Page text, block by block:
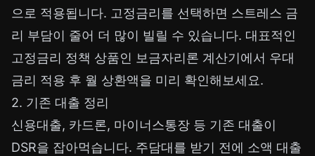
으로 적용됩니다. 고정금리를 선택하면 스트레스 금
리 부담이 줄어 더 많이 빌릴 수 있습니다. 대표적인
고정금리 정책 상품인 보금자리론 계산기에서 우대
금리 적용 후 월 상환액을 미리 확인해보세요.
2. 기존 대출 정리
신용대출, 카드론, 마이너스통장 등 기존 대출이
DSR을 잡아먹습니다. 주담대를 받기 전에 소액 대출